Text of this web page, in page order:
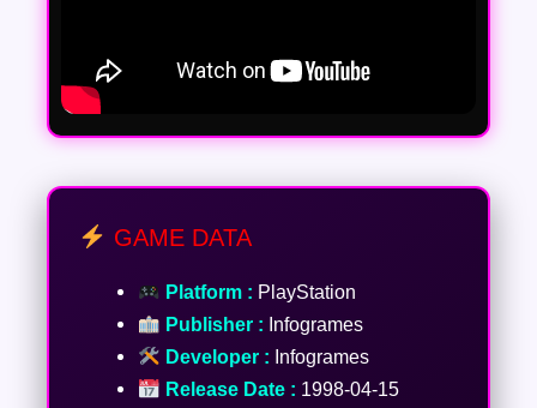
GAME DATA
Platform : PlayStation
Publisher : Infogrames
Developer : Infogrames
Release Date : 1998-04-15